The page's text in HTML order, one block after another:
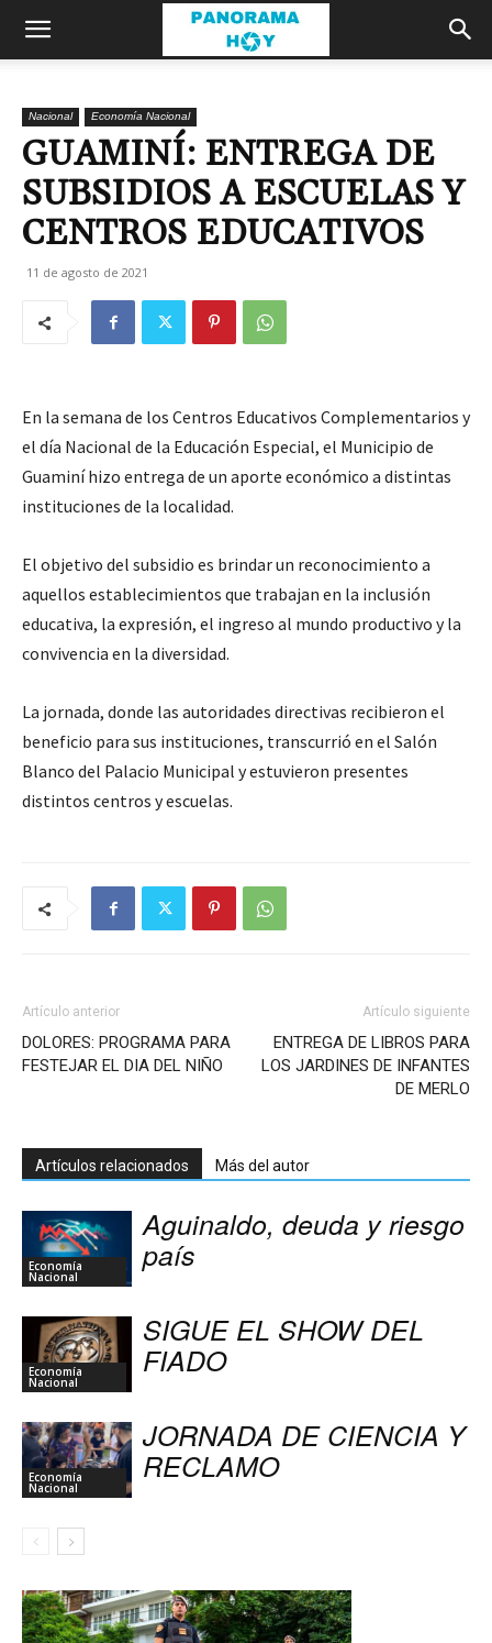
Nacional Economía Nacional
GUAMINÍ: ENTREGA DE
SUBSIDIOS A ESCUELAS Y
CENTROS EDUCATIVOS
11 de agosto de 2021
En la semana de los Centros Educativos Complementarios y
el día Nacional de la Educación Especial, el Municipio de
Guaminí hizo entrega de un aporte económico a distintas
instituciones de la localidad.
El objetivo del subsidio es brindar un reconocimiento a
aquellos establecimientos que trabajan en la inclusión
educativa, la expresión, el ingreso al mundo productivo y la
convivencia en la diversidad.
La jornada, donde las autoridades directivas recibieron el
beneficio para sus instituciones, transcurrió en el Salón
Blanco del Palacio Municipal y estuvieron presentes
distintos centros y escuelas.
Artículo anterior
DOLORES: PROGRAMA PARA
FESTEJAR EL DIA DEL NIÑO
Artículo siguiente
ENTREGA DE LIBROS PARA
LOS JARDINES DE INFANTES
DE MERLO
Artículos relacionados Más del autor
Economía
Nacional
Aguinaldo, deuda y riesgo
país
Economía
Nacional
SIGUE EL SHOW DEL
FIADO
Economía
Nacional
JORNADA DE CIENCIA Y
RECLAMO